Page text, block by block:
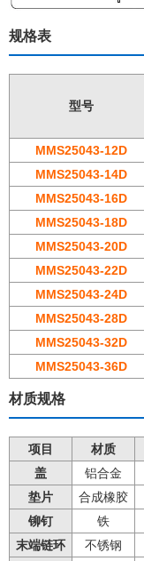
规格表
型号
MMS25043-12D
MMS25043-14D
MMS25043-16D
MMS25043-18D
MMS25043-20D
MMS25043-22D
MMS25043-24D
MMS25043-28D
MMS25043-32D
MMS25043-36D
材质规格
项目 材质
盖
铝合金
垫片
合成橡胶
铆钉
铁
末端链环
不锈钢